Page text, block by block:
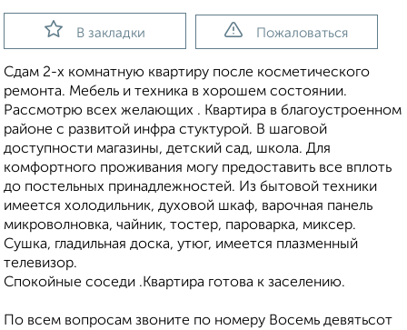
В закладки Пожаловаться
Сдам 2-х комнатную квартиру после косметического
ремонта. Мебель и техника в хорошем состоянии.
Рассмотрю всех желающих . Квартира в благоустроенном
районе с развитой инфра стуктурой. В шаговой
доступности магазины, детский сад, школа. Для
комфортного проживания могу предоставить все вплоть
до постельных принадлежностей. Из бытовой техники
имеется холодильник, духовой шкаф, варочная панель
микроволновка, чайник, тостер, пароварка, миксер.
Сушка, гладильная доска, утюг, имеется плазменный
телевизор.
Спокойные соседи .Квартира готова к заселению.
По всем вопросам звоните по номеру Восемь девятьсот